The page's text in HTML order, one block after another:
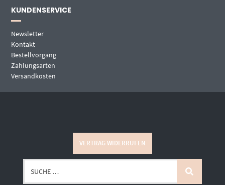
KUNDENSERVICE
Newsletter
Kontakt
Bestellvorgang
Zahlungsarten
Versandkosten
VERTRAG WIDERRUFEN